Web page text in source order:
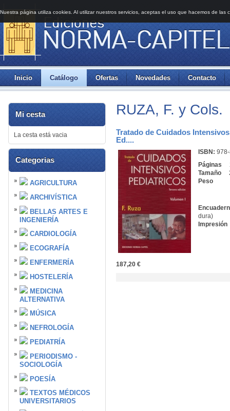
Nuestra página utiliza cookies. Al utilizar nuestros servicios, aceptas el uso que hacemos de las
Inicio Catálogo Ofertas Novedades Contacto
RUZA, F. y Cols.
Tratado de Cuidados
Ed....
ISBN:
Páginas
Tamaño
Peso
dura)
187,20 €
Mi cesta
La cesta está vacia
Categorias
AGRICULTURA
ARCHIVÍSTICA
BELLAS ARTES E
INGENIERÍA
CARDIOLOGÍA
ECOGRAFÍA
ENFERMERÍA
HOSTELERÍA
MEDICINA
ALTERNATIVA
MÚSICA
NEFROLOGÍA
PEDIATRÍA
PERIODISMO -
SOCIOLOGÍA
POESÍA
TEXTOS MÉDICOS
UNIVERSITARIOS